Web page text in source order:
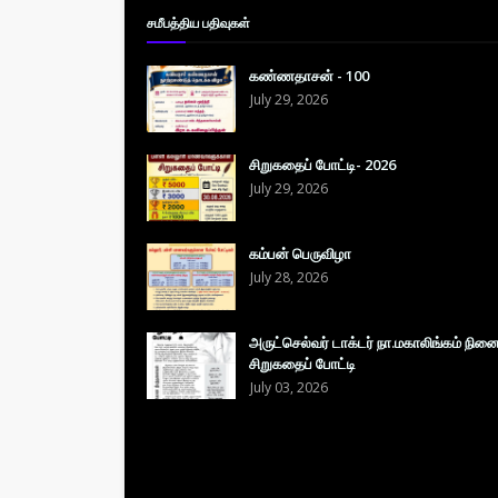
சமீபத்திய பதிவுகள்
கண்ணதாசன் - 100
July 29, 2026
சிறுகதைப் போட்டி- 2026
July 29, 2026
கம்பன் பெருவிழா
July 28, 2026
அருட்செல்வர் டாக்டர் நா.மகாலிங்கம்
சிறுகதைப் போட்டி
July 03, 2026